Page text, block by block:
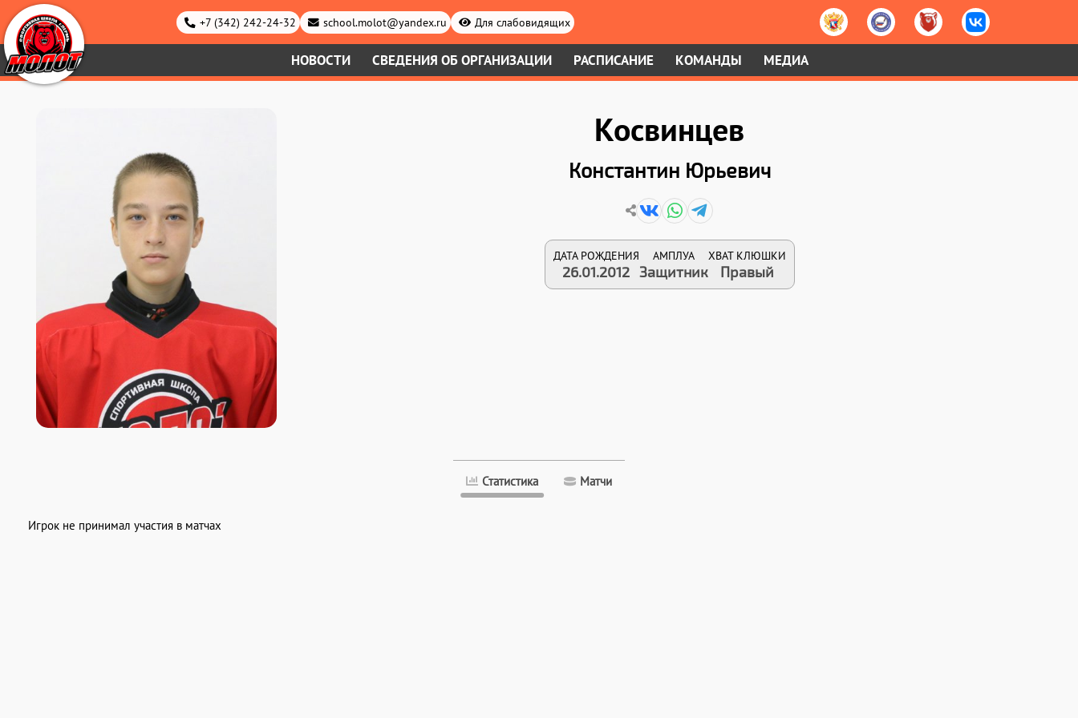
+7 (342) 242-24-32 school.molot@yandex.ru Для слабовидящих
НОВОСТИ СВЕДЕНИЯ ОБ ОРГАНИЗАЦИИ РАСПИСАНИЕ КОМАНДЫ МЕДИА
Косвинцев
Константин Юрьевич
ДАТА РОЖДЕНИЯ
26.01.2012
АМПЛУА
Защитник
ХВАТ КЛЮШКИ
Правый
Статистика Матчи
Игрок не принимал участия в матчах